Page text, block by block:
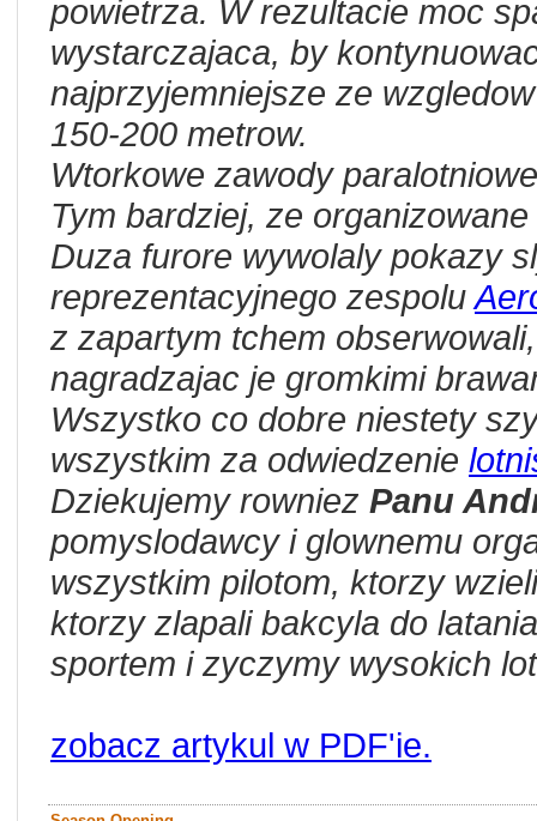
powietrza. W rezultacie moc
wystarczajaca, by
najprzyjemniejsze ze
150-200 metrow.
Wtorkowe zawody
Tym bardziej, ze
Duza furore wywolaly pokazy
reprezentacyjnego zespolu
z zapartym tchem
nagradzajac je gromkimi
Wszystko co dobre niestety
wszystkim za odwiedzenie
Dziekujemy rowniez Panu
pomyslodawcy i glownemu
wszystkim pilotom, ktorzy
ktorzy zlapali bakcyla do
sportem i zyczymy wysokich
zobacz artykul w PDF'ie.